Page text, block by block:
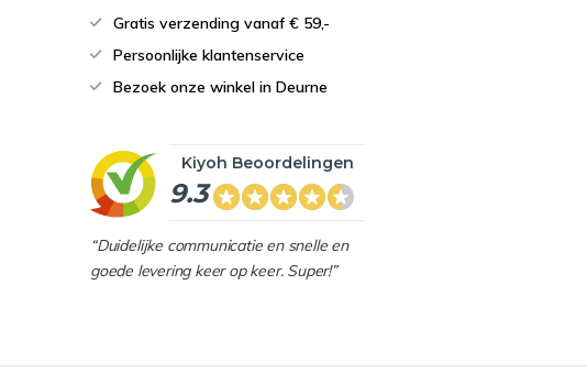
Gratis verzending vanaf € 59,-
Persoonlijke klantenservice
Bezoek onze winkel in Deurne
9.3
Kiyoh Beoordelingen
“Duidelijke communicatie en snelle en
goede levering keer op keer. Super!”